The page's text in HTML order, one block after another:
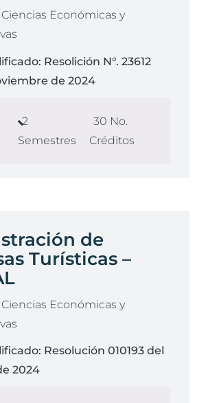
Económicas y
Resolición N°. 23612
de 2024
2
Semestres
30 No.
Créditos
de
Turísticas –
Económicas y
Resolución 010193 del
2024